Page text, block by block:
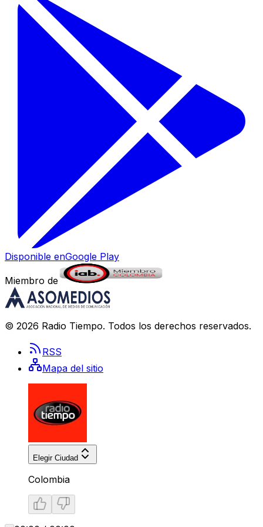
Disponible enGoogle Play
Miembro de
© 2026 Radio Tiempo. Todos los derechos reservados.
RSS
Mapa del sitio
Elegir Ciudad
Colombia